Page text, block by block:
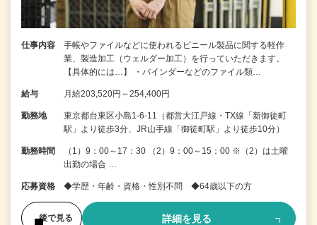
仕事内容
手帳やファイルなどに使われるビニール製品に関する軽作
業、製造加工（ウェルダー加工）を行っていただきます。
【具体的には…】 ・バインダーなどのファイル類…
給与 月給203,520円～254,400円
勤務地
東京都台東区小島1-6-11（都営大江戸線・TX線「新御徒町
駅」より徒歩3分、JR山手線「御徒町駅」より徒歩10分）
勤務時間
（1）9：00～17：30 （2）9：00～15：00 ※（2）は土曜
出勤の場合 …
応募資格 ◆学歴・年齢・資格・性別不問 ◆64歳以下の方
後で見る 詳細を見る